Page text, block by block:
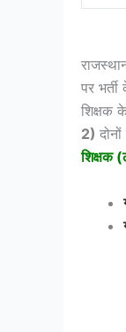
पर
शिक्षक
2)
शिक्षक